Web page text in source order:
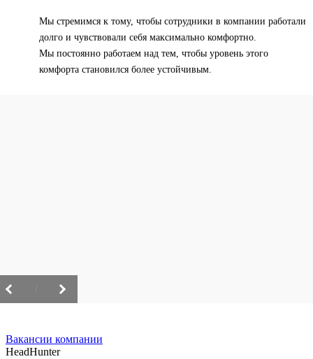
Мы стремимся к тому, чтобы сотрудники в компании работали
долго и чувствовали себя максимально комфортно.
Мы постоянно работаем над тем, чтобы уровень этого
комфорта становился более устойчивым.
Вакансии компании
HeadHunter